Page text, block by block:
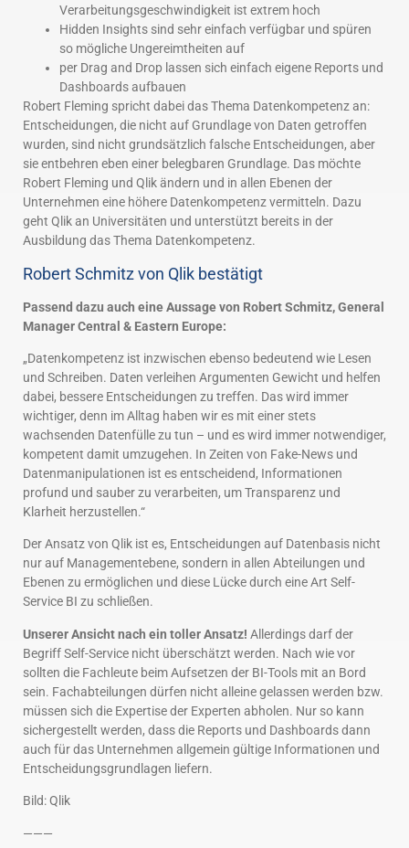
Verarbeitungsgeschwindigkeit ist extrem hoch
Hidden Insights sind sehr einfach verfügbar und spüren
so mögliche Ungereimtheiten auf
per Drag and Drop lassen sich einfach eigene Reports und
Dashboards aufbauen
Robert Fleming spricht dabei das Thema Datenkompetenz an:
Entscheidungen, die nicht auf Grundlage von Daten getroffen
wurden, sind nicht grundsätzlich falsche Entscheidungen, aber
sie entbehren eben einer belegbaren Grundlage. Das möchte
Robert Fleming und Qlik ändern und in allen Ebenen der
Unternehmen eine höhere Datenkompetenz vermitteln. Dazu
geht Qlik an Universitäten und unterstützt bereits in der
Ausbildung das Thema Datenkompetenz.
Robert Schmitz von Qlik bestätigt
Passend dazu auch eine Aussage von Robert Schmitz, General
Manager Central & Eastern Europe:
„Datenkompetenz ist inzwischen ebenso bedeutend wie Lesen
und Schreiben. Daten verleihen Argumenten Gewicht und helfen
dabei, bessere Entscheidungen zu treffen. Das wird immer
wichtiger, denn im Alltag haben wir es mit einer stets
wachsenden Datenfülle zu tun – und es wird immer notwendiger,
kompetent damit umzugehen. In Zeiten von Fake-News und
Datenmanipulationen ist es entscheidend, Informationen
profund und sauber zu verarbeiten, um Transparenz und
Klarheit herzustellen.“
Der Ansatz von Qlik ist es, Entscheidungen auf Datenbasis nicht
nur auf Managementebene, sondern in allen Abteilungen und
Ebenen zu ermöglichen und diese Lücke durch eine Art Self-
Service BI zu schließen.
Unserer Ansicht nach ein toller Ansatz! Allerdings darf der
Begriff Self-Service nicht überschätzt werden. Nach wie vor
sollten die Fachleute beim Aufsetzen der BI-Tools mit an Bord
sein. Fachabteilungen dürfen nicht alleine gelassen werden bzw.
müssen sich die Expertise der Experten abholen. Nur so kann
sichergestellt werden, dass die Reports und Dashboards dann
auch für das Unternehmen allgemein gültige Informationen und
Entscheidungsgrundlagen liefern.
Bild: Qlik
———